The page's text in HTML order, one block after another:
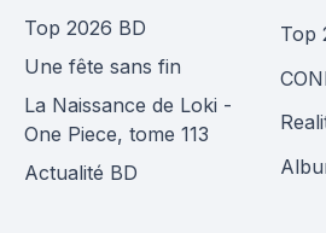
Top 2026 BD
Une fête sans fin
La Naissance de Loki -
One Piece, tome 113
Actualité BD
Top